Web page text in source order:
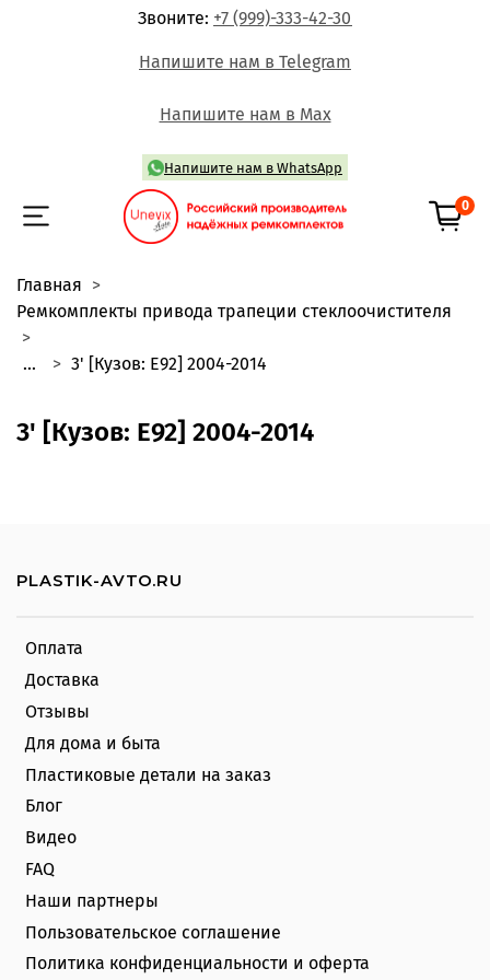
Звоните: +7 (999)-333-42-30
Напишите нам в Telegram
Напишите нам в Max
Напишите нам в WhatsApp
0
Главная
Ремкомплекты привода трапеции стеклоочистителя
... 3' [Кузов: E92] 2004-2014
3' [Кузов: E92] 2004-2014
Оплата
Доставка
Отзывы
Для дома и быта
Пластиковые детали на заказ
Блог
Видео
FAQ
Наши партнеры
Пользовательское соглашение
Политика конфиденциальности и оферта
PLASTIK-AVTO.RU